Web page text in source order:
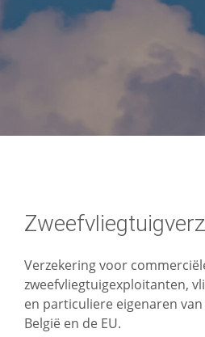
Product*
E-mailadres*
Verzekering voor
zweefvliegtuigexploitanten,
en particuliere eigenaren
België en de EU.